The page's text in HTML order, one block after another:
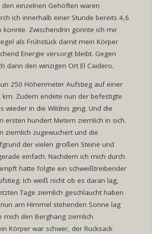
den einzelnen Gehöften waren
ich innerhalb einer Stunde bereits 4,6
konnte. Zwischendrin gönnte ich mir
als Frühstück damit mein Körper
Energie versorgt bleibt. Gegen
dann den winzigen Ort El Caidero.
250 Höhenmeter Aufstieg auf einer
km. Zudem endete nun der befestigte
wieder in die Wildnis ging. Und die
ersten hundert Metern ziemlich in sich.
ziemlich zugewuchert und die
der vielen großen Steine und
einfach. Nachdem ich mich durch
hatte folgte ein schweißtreibender
Ich weiß nicht ob es daran lag,
Tage ziemlich geschlaucht haben
am Himmel stehenden Sonne lag
mich den Berghang ziemlich
Körper war schwer, der Rucksack